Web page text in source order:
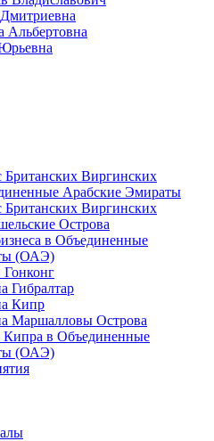
Альбертовна
Виргинских
Арабские Эмираты
Виргинских
Острова
в Объединенные
(ОАЭ)
Гибралтар
Кипр
Маршалловы Острова
Кипра в Объединенные
(ОАЭ)